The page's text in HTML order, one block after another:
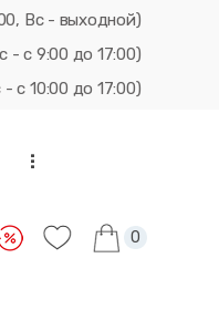
Вс - выходной)
с 9:00 до 17:00)
с 10:00 до 17:00)
...
0